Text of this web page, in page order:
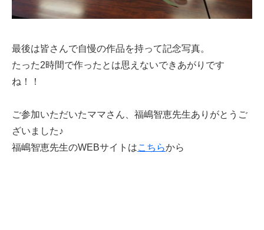
最後は皆さんで自慢の作品を持って記念写真。
たった2時間で作ったとは思えないできあがりです
ね！！
ご参加いただいたママさん、福嶋智恵先生ありがとうご
ざいました♪
福嶋智恵先生のWEBサイトはこちらから